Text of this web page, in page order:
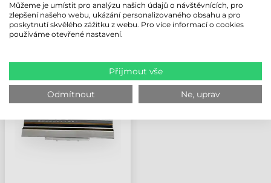
NAPOSLEDY PROHLÍŽENÉ PRODUKTY
TL340, TL341
Můžeme je umístit pro analýzu našich údajů o návštěvnících, pro
zlepšení našeho webu, ukázání personalizovaného obsahu a pro
poskytnutí skvělého zážitku z webu. Pro více informací o cookies
používáme otevřené nastavení.
Přijmout vše
Odmítnout Ne, uprav